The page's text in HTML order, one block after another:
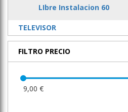
LIbre Instalacion 60
TELEVISOR
FILTRO PRECIO
9,00 €